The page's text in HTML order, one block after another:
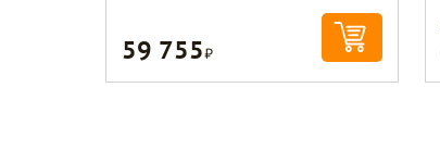
59 755Р